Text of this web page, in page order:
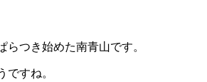
らつき始めた南青山です。
ですね。